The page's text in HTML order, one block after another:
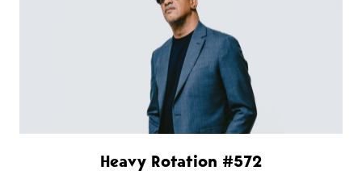
Heavy Rotation #572